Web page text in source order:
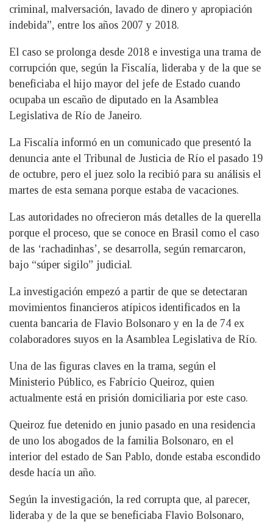
criminal, malversación, lavado de dinero y apropiación
indebida”, entre los años 2007 y 2018.
El caso se prolonga desde 2018 e investiga una trama de
corrupción que, según la Fiscalía, lideraba y de la que se
beneficiaba el hijo mayor del jefe de Estado cuando
ocupaba un escaño de diputado en la Asamblea
Legislativa de Río de Janeiro.
La Fiscalía informó en un comunicado que presentó la
denuncia ante el Tribunal de Justicia de Río el pasado 19
de octubre, pero el juez solo la recibió para su análisis el
martes de esta semana porque estaba de vacaciones.
Las autoridades no ofrecieron más detalles de la querella
porque el proceso, que se conoce en Brasil como el caso
de las ‘rachadinhas’, se desarrolla, según remarcaron,
bajo “súper sigilo” judicial.
La investigación empezó a partir de que se detectaran
movimientos financieros atípicos identificados en la
cuenta bancaria de Flavio Bolsonaro y en la de 74 ex
colaboradores suyos en la Asamblea Legislativa de Río.
Una de las figuras claves en la trama, según el
Ministerio Público, es Fabrício Queiroz, quien
actualmente está en prisión domiciliaria por este caso.
Queiroz fue detenido en junio pasado en una residencia
de uno los abogados de la familia Bolsonaro, en el
interior del estado de San Pablo, donde estaba escondido
desde hacía un año.
Según la investigación, la red corrupta que, al parecer,
lideraba y de la que se beneficiaba Flavio Bolsonaro,